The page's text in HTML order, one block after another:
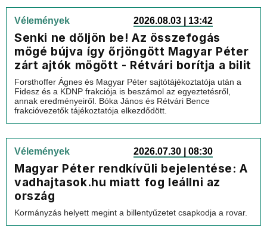
Vélemények 2026.08.03 | 13:42
Senki ne dőljön be! Az összefogás
mögé bújva így őrjöngött Magyar Péter
zárt ajtók mögött - Rétvári borítja a bilit
Forsthoffer Ágnes és Magyar Péter sajtótájékoztatója után a
Fidesz és a KDNP frakciója is beszámol az egyeztetésről,
annak eredményeiről. Bóka János és Rétvári Bence
frakcióvezetők tájékoztatója elkezdődött.
Vélemények 2026.07.30 | 08:30
Magyar Péter rendkívüli bejelentése: A
vadhajtasok.hu miatt fog leállni az
ország
Kormányzás helyett megint a billentyűzetet csapkodja a rovar.